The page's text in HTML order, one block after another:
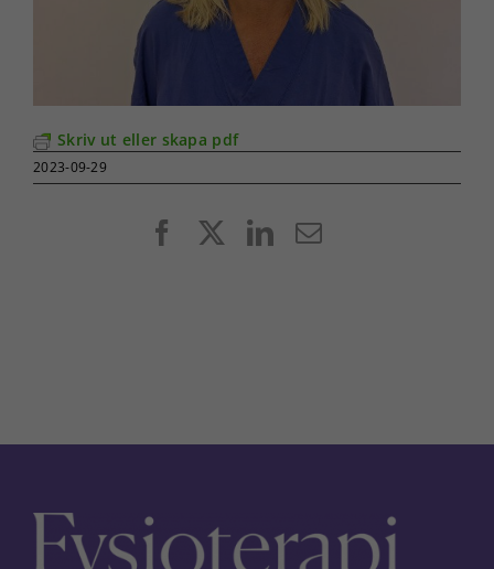
Skriv ut eller skapa pdf
2023-09-29
FacebookLinkedIn
E-